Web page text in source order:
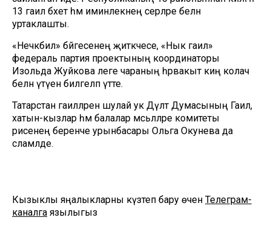
13 гаилә бәхет һәм иминлекнең серләре белән
уртаклашты.
«Нечкәбил» бәйгесенең җитәкчесе, «Нык гаилә»
федераль партия проектының координаторы
Изольда Жуйкова әлеге чараның һәрвакыт киң колач
белән үтүен билгеләп үтте.
Татарстан гаиләләрен шулай ук Дәүләт Думасының Гаилә,
хатын-кызлар һәм балалар мәсьәләләре комитеты
рәисенең беренче урынбасары Ольга Окунева да
сәламләде.
Кызыклы яңалыкларны күзәтеп бару өчен Телеграм-
каналга язылыгыз